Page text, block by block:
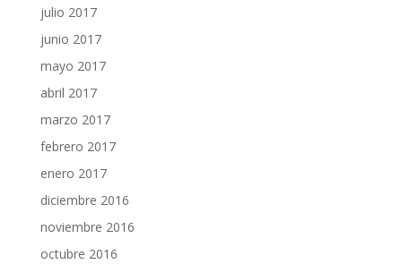
julio 2017
junio 2017
mayo 2017
abril 2017
marzo 2017
febrero 2017
enero 2017
diciembre 2016
noviembre 2016
octubre 2016